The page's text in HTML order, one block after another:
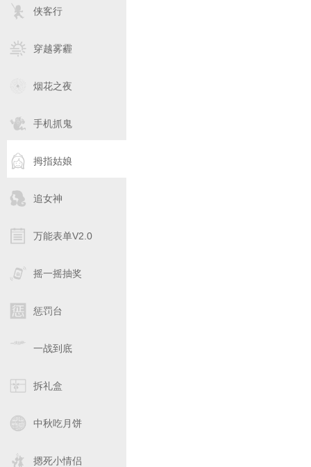
侠客行
穿越雾霾
烟花之夜
手机抓鬼
拇指姑娘
追女神
万能表单V2.0
摇一摇抽奖
惩罚台
一战到底
拆礼盒
中秋吃月饼
摁死小情侣